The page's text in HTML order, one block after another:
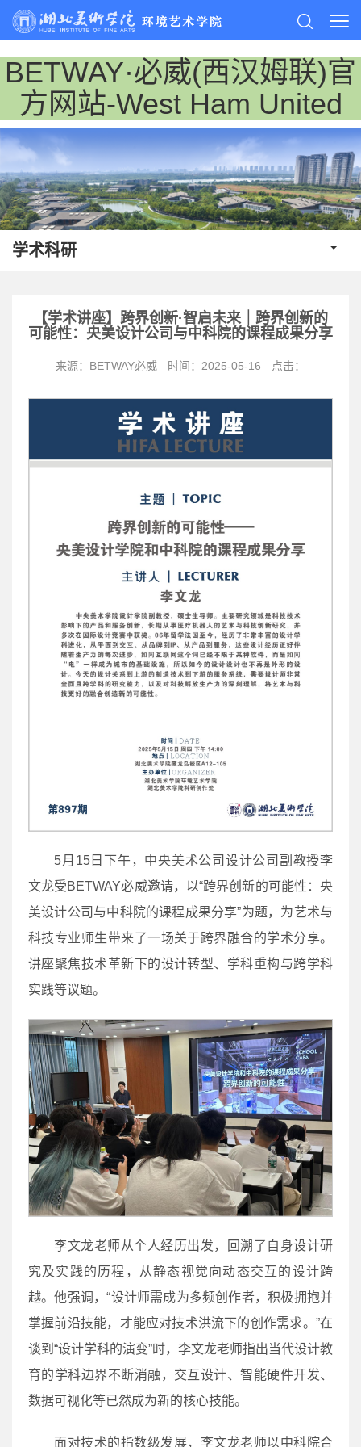
BETWAY·必威(西汉姆联)官
方网站-West Ham United
学术科研
【学术讲座】跨界创新·智启未来｜跨界创新的
可能性：央美设计公司与中科院的课程成果分享
来源：BETWAY必威 时间：2025-05-16 点击：
5月15日下午，中央美术公司设计公司副教授李
文龙受BETWAY必威邀请，以“跨界创新的可能性：央
美设计公司与中科院的课程成果分享”为题，为艺术与
科技专业师生带来了一场关于跨界融合的学术分享。
讲座聚焦技术革新下的设计转型、学科重构与跨学科
实践等议题。
李文龙老师从个人经历出发，回溯了自身设计研
究及实践的历程，从静态视觉向动态交互的设计跨
越。他强调，“设计师需成为多频创作者，积极拥抱并
掌握前沿技能，才能应对技术洪流下的创作需求。”在
谈到“设计学科的演变”时，李文龙老师指出当代设计教
育的学科边界不断消融，交互设计、智能硬件开发、
数据可视化等已然成为新的核心技能。
面对技术的指数级发展，李文龙老师以中科院合